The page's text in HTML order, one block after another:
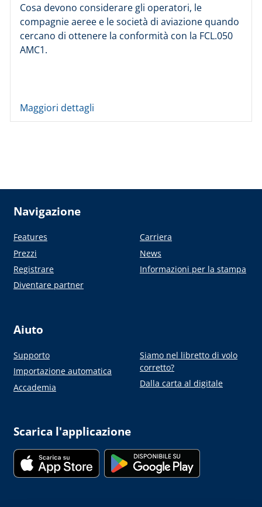
Cosa devono considerare gli operatori, le
compagnie aeree e le società di aviazione quando
cercano di ottenere la conformità con la FCL.050
AMC1.
Maggiori dettagli
Navigazione
Features
Prezzi
Registrare
Diventare partner
Carriera
News
Informazioni per la stampa
Aiuto
Supporto
Importazione automatica
Accademia
Siamo nel libretto di volo
corretto?
Dalla carta al digitale
Scarica l'applicazione